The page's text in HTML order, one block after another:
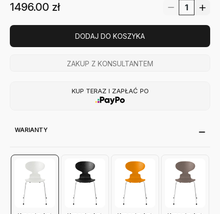
1496.00 zł
DODAJ DO KOSZYKA
ZAKUP Z KONSULTANTEM
KUP TERAZ I ZAPŁAĆ PO
WARIANTY